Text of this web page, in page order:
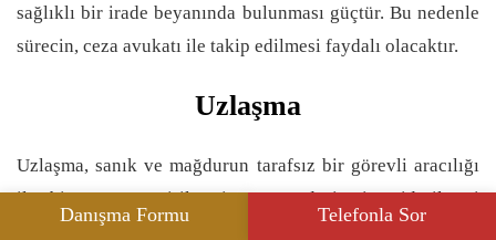
sağlıklı bir irade beyanında bulunması güçtür. Bu nedenle
sürecin, ceza avukatı ile takip edilmesi faydalı olacaktır.
Uzlaşma
Uzlaşma, sanık ve mağdurun tarafsız bir görevli aracılığı
ile bir araya getirilmesi ve mağduriyetin giderilmesi
üzerine anlaşmalarıdır. Uzlaşma, yalnızca şikayete bağlı
Danışma Formu Telefonla Sor